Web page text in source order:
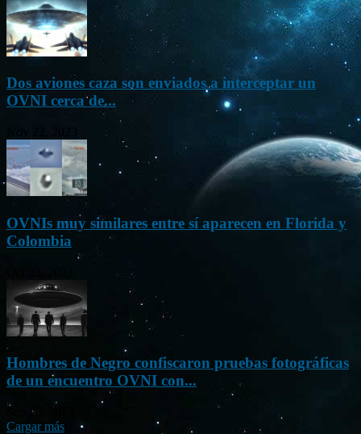
Dos aviones caza son enviados a interceptar un
OVNI cerca de...
OVNIs muy similares entre sí aparecen en Florida y
Colombia
Hombres de Negro confiscaron pruebas fotográficas
de un encuentro OVNI con...
Sep 26, 2023
Cargar más